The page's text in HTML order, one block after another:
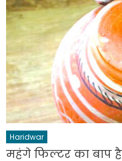
Haridwar
महंगे फिल्टर का बाप